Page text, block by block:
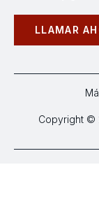
LLAMAR
Copyright ©